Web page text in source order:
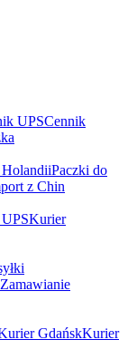
UPSCennik
Paczki do
z Chin
Kurier
Zamawianie
GdańskKurier